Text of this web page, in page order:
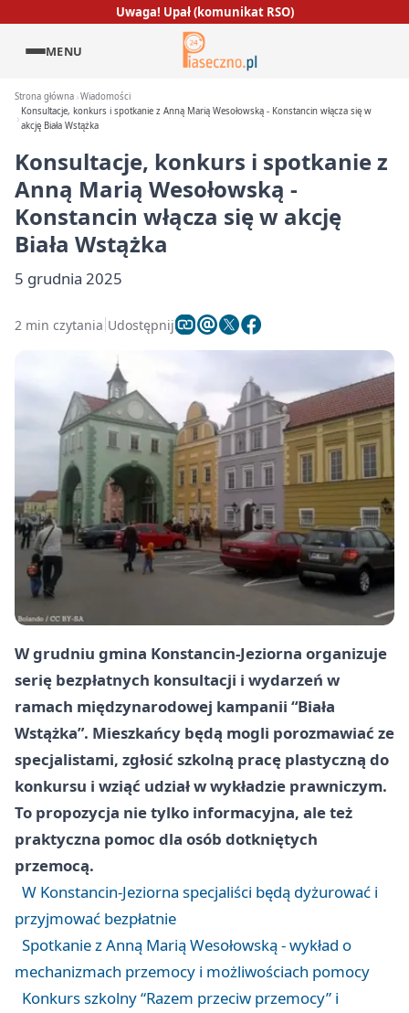
Uwaga! Upał (komunikat RSO)
MENU
Strona główna Wiadomości
Konsultacje, konkurs i spotkanie z Anną Marią Wesołowską - Konstancin włącza się w
akcję Biała Wstążka
Konsultacje, konkurs i spotkanie z
Anną Marią Wesołowską -
Konstancin włącza się w akcję
Biała Wstążka
5 grudnia 2025
2 min czytania Udostępnij
W grudniu gmina Konstancin-Jeziorna organizuje
serię bezpłatnych konsultacji i wydarzeń w
ramach międzynarodowej kampanii “Biała
Wstążka”. Mieszkańcy będą mogli porozmawiać ze
specjalistami, zgłosić szkolną pracę plastyczną do
konkursu i wziąć udział w wykładzie prawniczym.
To propozycja nie tylko informacyjna, ale też
praktyczna pomoc dla osób dotkniętych
przemocą.
W Konstancin-Jeziorna specjaliści będą dyżurować i
przyjmować bezpłatnie
Spotkanie z Anną Marią Wesołowską - wykład o
mechanizmach przemocy i możliwościach pomocy
Konkurs szkolny “Razem przeciw przemocy” i